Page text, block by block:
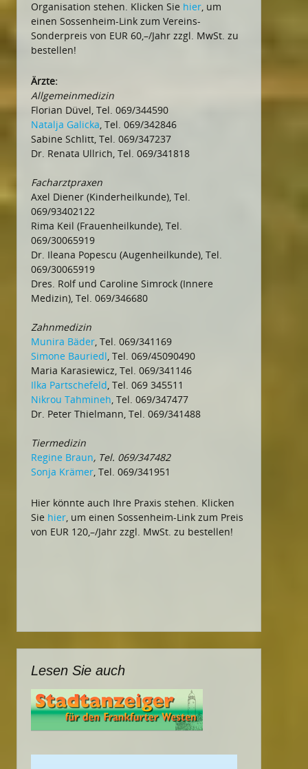
Organisation stehen. Klicken Sie hier, um
einen Sossenheim-Link zum Vereins-
Sonderpreis von EUR 60,–/Jahr zzgl. MwSt. zu
bestellen!
Ärzte:
Allgemeinmedizin
Florian Düvel, Tel. 069/344590
Natalja Galicka, Tel. 069/342846
Sabine Schlitt, Tel. 069/347237
Dr. Renata Ullrich, Tel. 069/341818
Facharztpraxen
Axel Diener (Kinderheilkunde), Tel.
069/93402122
Rima Keil (Frauenheilkunde), Tel.
069/30065919
Dr. Ileana Popescu (Augenheilkunde), Tel.
069/30065919
Dres. Rolf und Caroline Simrock (Innere
Medizin), Tel. 069/346680
Zahnmedizin
Munira Bäder, Tel. 069/341169
Simone Bauriedl, Tel. 069/45090490
Maria Karasiewicz, Tel. 069/341146
Ilka Partschefeld, Tel. 069 345511
Nikrou Tahmineh, Tel. 069/347477
Dr. Peter Thielmann, Tel. 069/341488
Tiermedizin
Regine Braun, Tel. 069/347482
Sonja Krämer, Tel. 069/341951
Hier könnte auch Ihre Praxis stehen. Klicken
Sie hier, um einen Sossenheim-Link zum Preis
von EUR 120,–/Jahr zzgl. MwSt. zu bestellen!
Lesen Sie auch